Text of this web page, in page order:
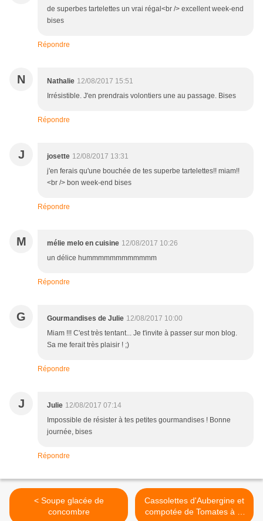
de superbes tartelettes un vrai régal<br /> excellent week-end
bises
Répondre
N Nathalie 12/08/2017 15:51
Irrésistible. J'en prendrais volontiers une au passage. Bises
Répondre
J josette 12/08/2017 13:31
j'en ferais qu'une bouchée de tes superbe tartelettes!! miam!!
<br /> bon week-end bises
Répondre
M mélie melo en cuisine 12/08/2017 10:26
un délice hummmmmmmmmmmm
Répondre
G Gourmandises de Julie 12/08/2017 10:00
Miam !!! C'est très tentant... Je t'invite à passer sur mon blog.
Sa me ferait très plaisir ! ;)
Répondre
J Julie 12/08/2017 07:14
Impossible de résister à tes petites gourmandises ! Bonne
journée, bises
Répondre
< Soupe glacée de
concombre
Cassolettes d'Aubergine et
compotée de Tomates à la